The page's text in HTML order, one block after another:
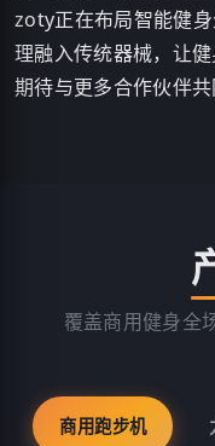
zoty正在布局智能健
理融入传统器械，让
期待与更多合作伙伴
覆盖商用健身全
商用跑步机